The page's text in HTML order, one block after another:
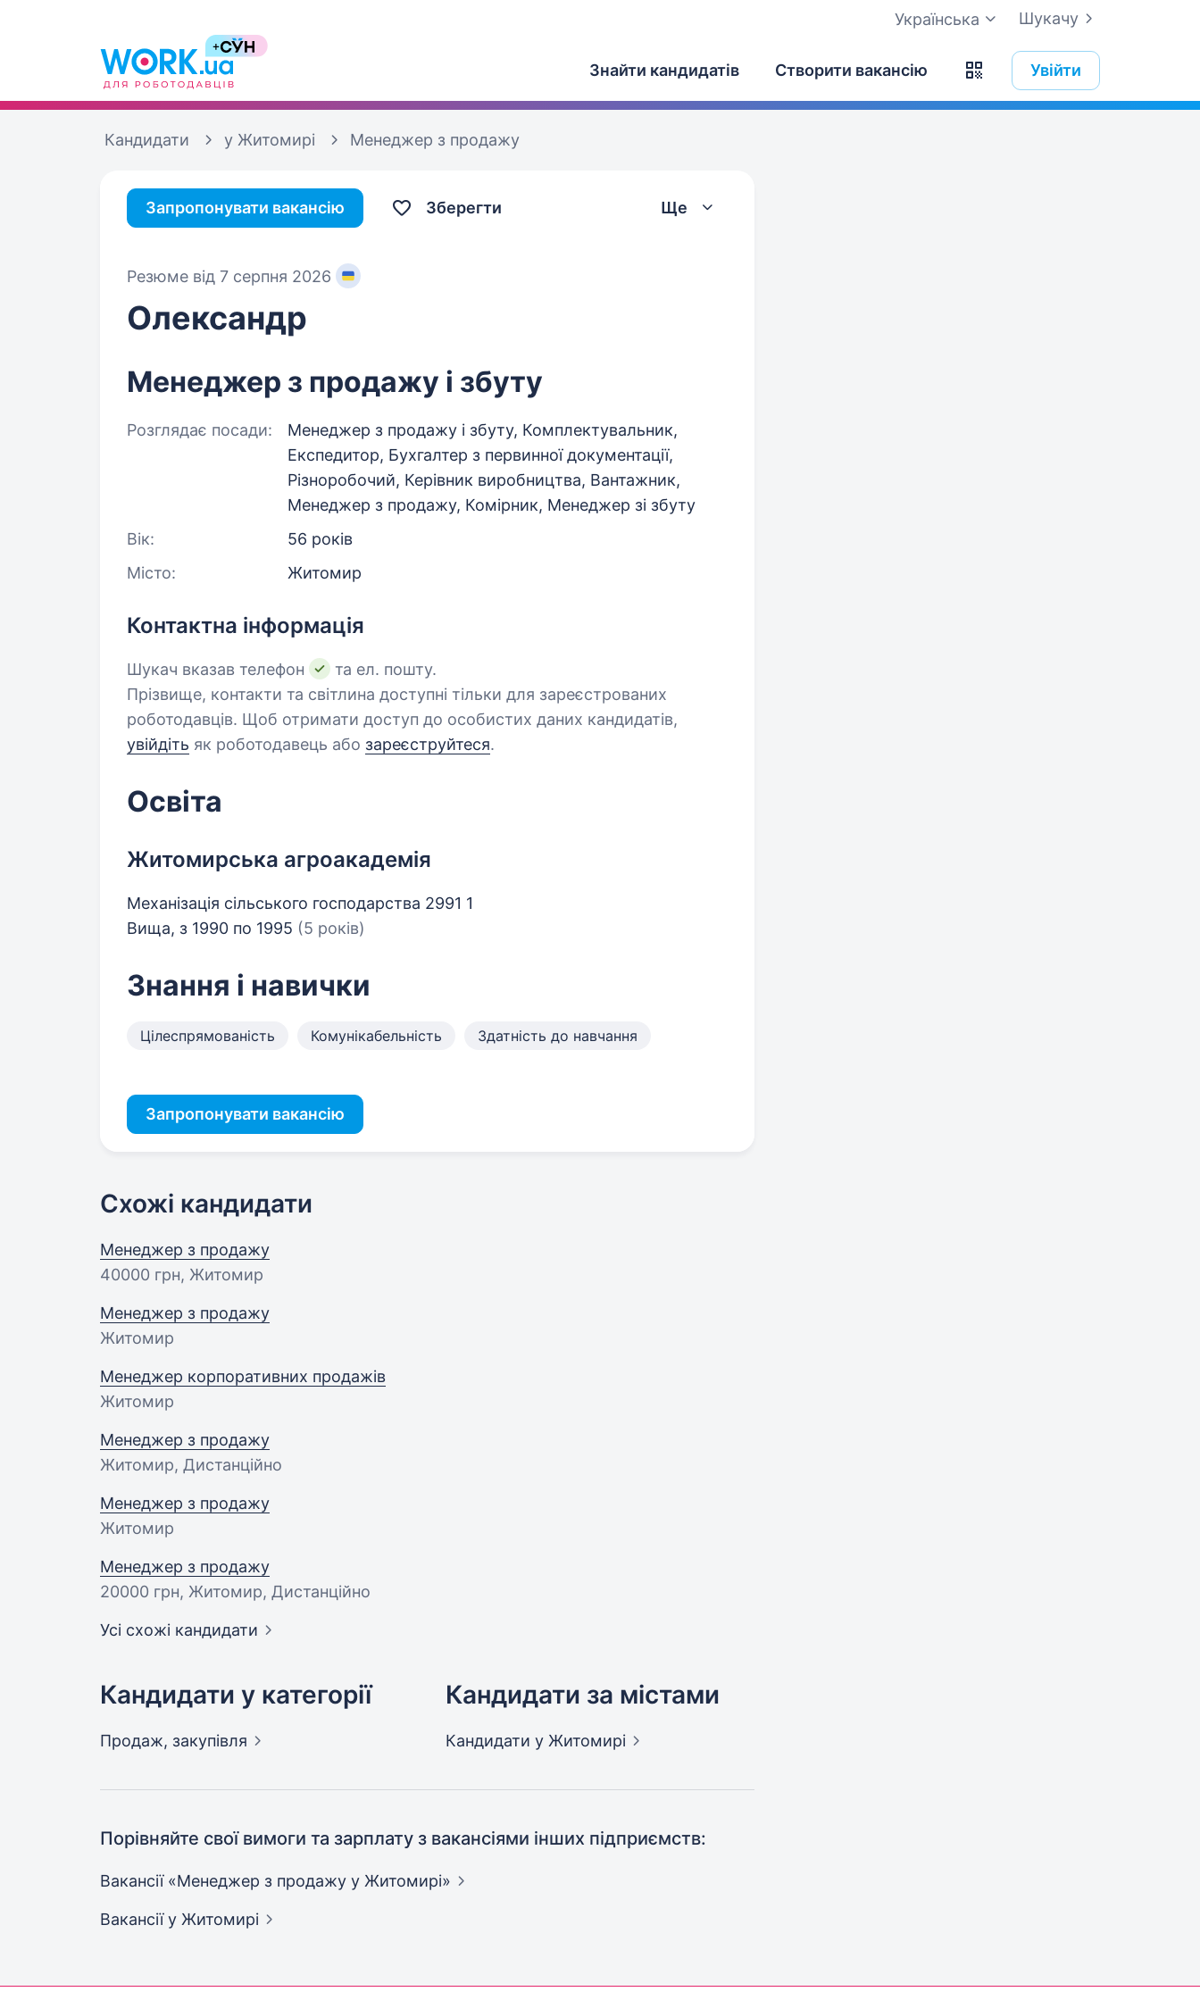
Шукачу
Українська
Знайти кандидатів Створити вакансію Увійти
Кандидати у Житомирі Менеджер з продажу
Запропонувати вакансію Зберегти Ще
Резюме від 7 серпня 2026
Олександр
Менеджер з продажу і збуту
Розглядає посади:
Менеджер з продажу і збуту, Комплектувальник,
Експедитор, Бухгалтер з первинної документації,
Різноробочий, Керівник виробництва, Вантажник,
Менеджер з продажу, Комірник, Менеджер зі збуту
Вік:
56 років
Місто:
Житомир
Контактна інформація
Шукач вказав телефон
та ел. пошту.
Прізвище, контакти та світлина доступні тільки для зареєстрованих
роботодавців. Щоб отримати доступ до особистих даних кандидатів,
увійдіть як роботодавець або зареєструйтеся.
Освіта
Житомирська агроакадемія
Механізація сільського господарства 2991 1
Вища, з 1990 по 1995 (5 років)
Знання і навички
Цілеспрямованість Комунікабельність Здатність до навчання
Запропонувати вакансію
Схожі кандидати
Менеджер з продажу
40000 грн, Житомир
Менеджер з продажу
Житомир
Менеджер корпоративних продажів
Житомир
Менеджер з продажу
Житомир, Дистанційно
Менеджер з продажу
Житомир
Менеджер з продажу
20000 грн, Житомир, Дистанційно
Усі схожі кандидати
Кандидати у категорії
Продаж, закупівля
Кандидати за містами
Кандидати у Житомирі
Порівняйте свої вимоги та зарплату з вакансіями інших підприємств:
Вакансії «Менеджер з продажу у Житомирі»
Вакансіїу Житомирі